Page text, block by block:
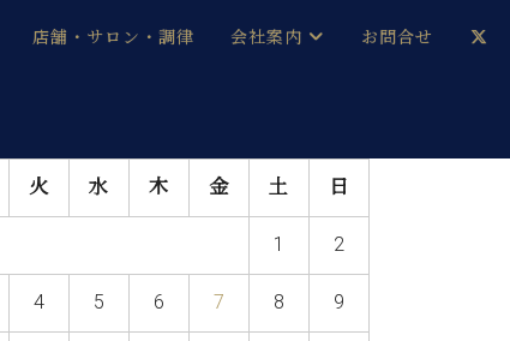
店舗・サロン・調律
：八王子・技術営業センター
会社案内
採用情報
ベヒシュタイン・サロン会員
ベヒシュタイン・ジャパンブログ
お問合せ
火 水 木 金 土 日
1 2
4 5 6 7 8 9